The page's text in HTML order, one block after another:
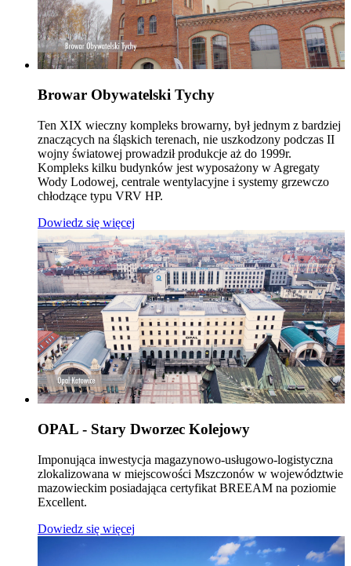
Browar Obywatelski Tychy
Ten XIX wieczny kompleks browarny, był jednym z bardziej
znaczących na śląskich terenach, nie uszkodzony podczas II
wojny światowej prowadził produkcje aż do 1999r.
Kompleks kilku budynków jest wyposażony w Agregaty
Wody Lodowej, centrale wentylacyjne i systemy grzewczo
chłodzące typu VRV HP.
Dowiedz się więcej
OPAL - Stary Dworzec Kolejowy
Imponująca inwestycja magazynowo-usługowo-logistyczna
zlokalizowana w miejscowości Mszczonów w województwie
mazowieckim posiadająca certyfikat BREEAM na poziomie
Excellent.
Dowiedz się więcej